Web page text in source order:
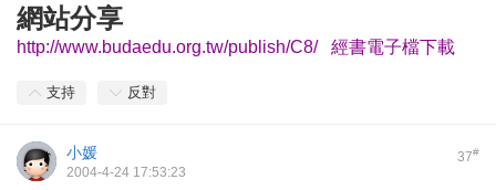
網站分享
http://www.budaedu.org.tw/publish/C8/ 經書電子檔下載
支持 反對
37#
小媛
2004-4-24 17:53:23